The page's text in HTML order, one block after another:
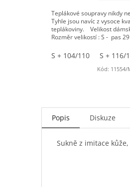
Teplákové soupravy nikdy
Tyhle jsou navíc z vysoce
teplákoviny. Velikost
Rozměr velikostí : S - pas
S + 104/110 S + 116/
Kód: 11554/
Popis Diskuze
Sukně z imitace